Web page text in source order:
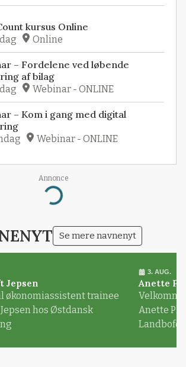
kursus Online
Online
– Fordelene ved løbende
af bilag
Webinar - ONLINE
– Kom i gang med digital
Webinar - ONLINE
Annonce
Loading...
Se mere navnenyt
Jepsen
økonomiassistent trainee
hos Østdansk
3. AUG.
Anette
Anette